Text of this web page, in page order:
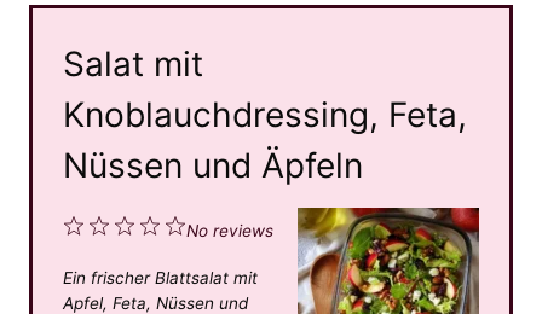
Salat mit
Knoblauchdressing, Feta,
Nüssen und Äpfeln
5
t
4
t
3
t
2
t
1
t
No reviews
Ein frischer Blattsalat mit
Apfel, Feta, Nüssen und